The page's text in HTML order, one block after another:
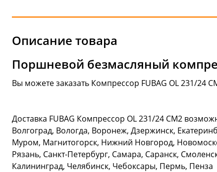
Описание товара
Поршневой безмасляный
Вы можете заказать Компрессор FUBAG OL 231/24
Доставка FUBAG Компрессор OL 231/24 CM2
Волгоград, Вологда, Воронеж, Дзержинск,
Муром, Магнитогорск, Нижний Новгород,
Рязань, Санкт-Петербург, Самара, Саранск,
Калининград, Челябинск, Чебоксары, Пермь, Пенза